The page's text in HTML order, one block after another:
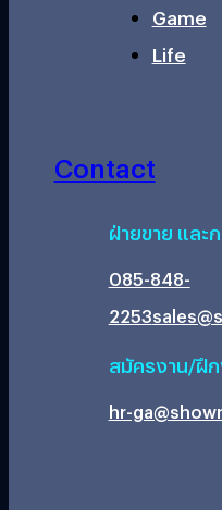
Game
Life
Contact
ฝ่ายขาย และ
085-848-
2253
สมัครงาน/ฝึ
hr-